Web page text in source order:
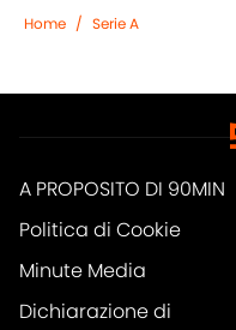
Home / Serie A
A PROPOSITO DI 90MIN
Politica di Cookie
Minute Media
Dichiarazione di